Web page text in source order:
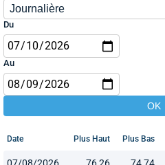
Du
Au
Date Plus Haut Plus Bas
07/08/2026 76,26 74,74